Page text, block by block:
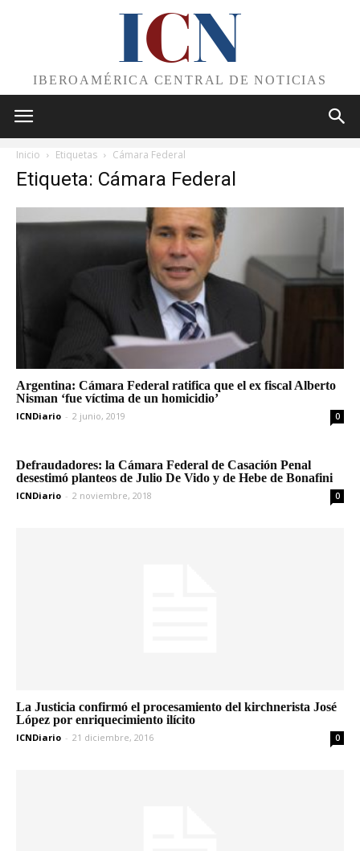
ICN
IBEROAMÉRICA CENTRAL DE NOTICIAS
Inicio Etiquetas Cámara Federal
Etiqueta: Cámara Federal
Argentina: Cámara Federal ratifica que el ex fiscal Alberto
Nisman ‘fue víctima de un homicidio’
ICNDiario - 2 junio, 2019 0
Defraudadores: la Cámara Federal de Casación Penal
desestimó planteos de Julio De Vido y de Hebe de Bonafini
ICNDiario - 2 noviembre, 2018 0
La Justicia confirmó el procesamiento del kirchnerista José
López por enriquecimiento ilícito
ICNDiario - 21 diciembre, 2016 0